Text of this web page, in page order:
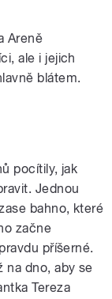
Areně
ale i jejich
blátem.
pocítily, jak
Jednou
bahno, které
začne
příšerné.
na dno, aby se
Tereza